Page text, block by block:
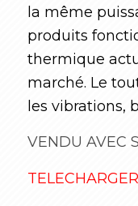
la même
produits
thermique
marché. Le
les vibrations,
VENDU AVEC